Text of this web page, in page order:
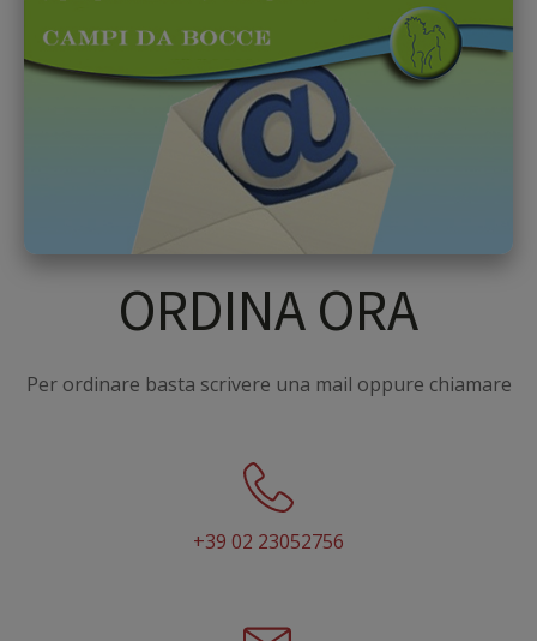
ORDINA ORA
Per ordinare basta scrivere una mail oppure chiamare
+39 02 23052756